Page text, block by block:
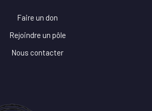
Faire un don
Rejoindre un pôle
Nous contacter